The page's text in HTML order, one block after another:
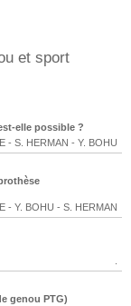
elle possible ?
- S. HERMAN - Y. BOHU
- Y. BOHU - S. HERMAN
genou PTG)